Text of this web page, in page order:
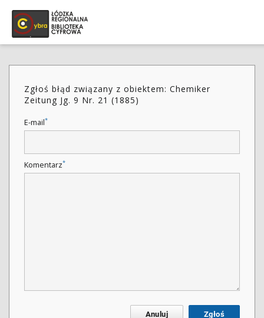
Zgłoś błąd związany z obiektem: Chemiker
Zeitung Jg. 9 Nr. 21 (1885)
E-mail*
Komentarz*
Anuluj Zgłoś